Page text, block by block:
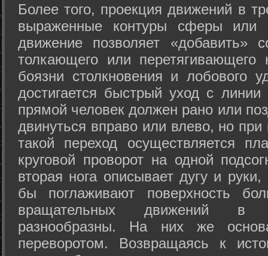
Более того, проекция движений в
выраженные контуры сферы или
движение позволяет «добавить»
толкающего или перетягивающего
боязни столкновения и лобового
достигается быстрый уход с
прямой человек должен рано или
двинуться вправо или влево, но
такой переход осуществляется
круговой проворот на одной
вторая нога описывает дугу и
бы поглаживают поверхность
вращательных движений в
разнообразны. На них же
переворотом. Возвращаясь к